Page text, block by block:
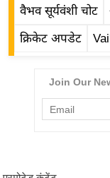
ब्री
म
वैभव सूर्यवंशी चोट
क्रिकेट अपडेट